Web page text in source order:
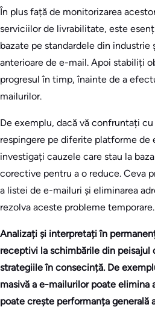
În plus față de monitorizarea
serviciilor de livrabilitate, este
bazate pe standardele din industrie
anterioare de e-mail. Apoi stabiliți
progresul în timp, înainte de a
mailurilor.
De exemplu, dacă vă confruntați
respingere pe diferite platforme de
investigați cauzele care stau la
corective pentru a o reduce. Ceva
a listei de e-mailuri și eliminarea
rezolva aceste probleme temporare.
Analizați și interpretați în
receptivi la schimbările din peisajul
strategiile în consecință. De
masivă a e-mailurilor poate elimina
poate crește performanța generală